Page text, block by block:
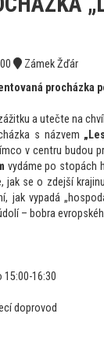
Zámek Žďár
procházka
a utečte na
s názvem
v centru budou
vydáme po stopách
jak se o zdejší
jak vypadá
– bobra
15:00-16:30
doprovod